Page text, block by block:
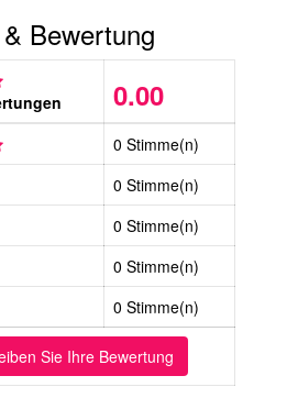
Bewertung
0.00
0 Stimme(n)
0 Stimme(n)
0 Stimme(n)
0 Stimme(n)
0 Stimme(n)
Sie Ihre Bewertung